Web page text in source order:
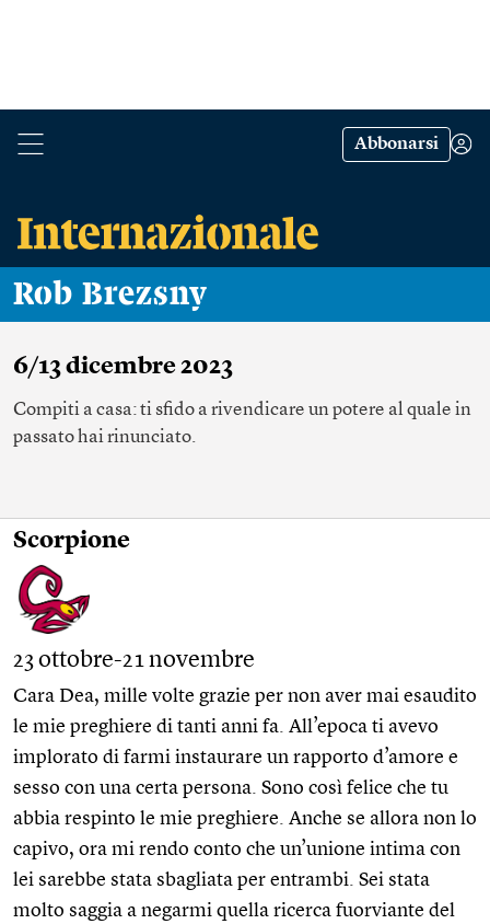
Abbonarsi
Rob Brezsny
6/13 dicembre 2023
Compiti a casa: ti sfido a rivendicare un potere al quale in
passato hai rinunciato.
Scorpione
23 ottobre-21 novembre
Cara Dea, mille volte grazie per non aver mai esaudito
le mie preghiere di tanti anni fa. All’epoca ti avevo
implorato di farmi instaurare un rapporto d’amore e
sesso con una certa persona. Sono così felice che tu
abbia respinto le mie preghiere. Anche se allora non lo
capivo, ora mi rendo conto che un’unione intima con
lei sarebbe stata sbagliata per entrambi. Sei stata
molto saggia a negarmi quella ricerca fuorviante del